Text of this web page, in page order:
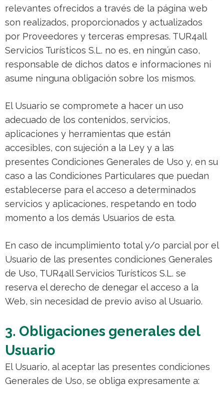
relevantes ofrecidos a través de la página web
son realizados, proporcionados y actualizados
por Proveedores y terceras empresas. TUR4all
Servicios Turísticos S.L. no es, en ningún caso,
responsable de dichos datos e informaciones ni
asume ninguna obligación sobre los mismos.
El Usuario se compromete a hacer un uso
adecuado de los contenidos, servicios,
aplicaciones y herramientas que están
accesibles, con sujeción a la Ley y a las
presentes Condiciones Generales de Uso y, en su
caso a las Condiciones Particulares que puedan
establecerse para el acceso a determinados
servicios y aplicaciones, respetando en todo
momento a los demás Usuarios de esta.
En caso de incumplimiento total y/o parcial por el
Usuario de las presentes condiciones Generales
de Uso, TUR4all Servicios Turísticos S.L. se
reserva el derecho de denegar el acceso a la
Web, sin necesidad de previo aviso al Usuario.
3. Obligaciones generales del
Usuario
El Usuario, al aceptar las presentes condiciones
Generales de Uso, se obliga expresamente a: